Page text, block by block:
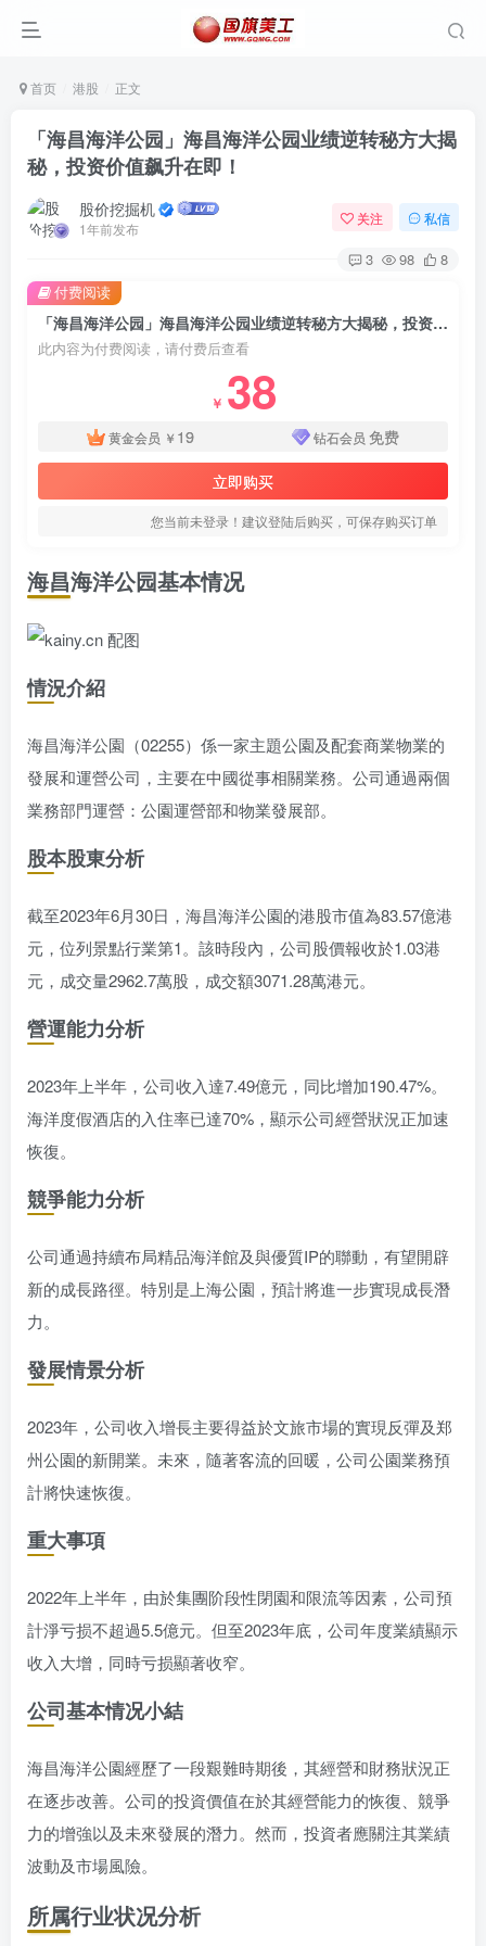
首页 港股 正文
「海昌海洋公园」海昌海洋公园业绩逆转秘方大揭
秘，投资价值飙升在即！
股价挖掘机
1年前发布
关注 私信
3 98 8
「海昌海洋公园」海昌海洋公园业绩逆转秘方大揭秘，投资价值飙升在即！
此内容为付费阅读，请付费后查看
￥ 38
黄金会员 ￥ 19 钻石会员 免费
立即购买
您当前未登录！建议登陆后购买，可保存购买订单
付费阅读
海昌海洋公园基本情况
情況介紹
海昌海洋公園（02255）係一家主題公園及配套商業物業的
發展和運營公司，主要在中國從事相關業務。公司通過兩個
業務部門運營：公園運營部和物業發展部。
股本股東分析
截至2023年6月30日，海昌海洋公園的港股市值為83.57億港
元，位列景點行業第1。該時段內，公司股價報收於1.03港
元，成交量2962.7萬股，成交額3071.28萬港元。
營運能力分析
2023年上半年，公司收入達7.49億元，同比增加190.47%。
海洋度假酒店的入住率已達70%，顯示公司經營狀況正加速
恢復。
競爭能力分析
公司通過持續布局精品海洋館及與優質IP的聯動，有望開辟
新的成長路徑。特別是上海公園，預計將進一步實現成長潛
力。
發展情景分析
2023年，公司收入增長主要得益於文旅市場的實現反彈及郑
州公園的新開業。未來，隨著客流的回暖，公司公園業務預
計將快速恢復。
重大事項
2022年上半年，由於集團阶段性閉園和限流等因素，公司預
計淨亏损不超過5.5億元。但至2023年底，公司年度業績顯示
收入大增，同時亏损顯著收窄。
公司基本情况小結
海昌海洋公園經歷了一段艱難時期後，其經營和財務狀況正
在逐步改善。公司的投資價值在於其經營能力的恢復、競爭
力的增強以及未來發展的潛力。然而，投資者應關注其業績
波動及市場風險。
所属行业状况分析